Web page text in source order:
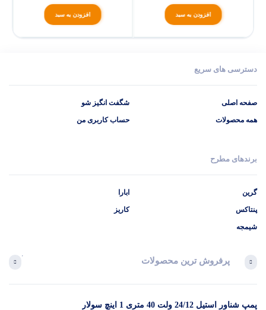
افزودن به سبد افزودن به سبد
دسترسی های سریع
صفحه اصلی
همه محصولات
شگفت انگیز شو
حساب کاربری من
برندهای مطرح
گرین
پنتاکس
شیمجه
ابارا
کاریز
پرفروش ترین محصولات
پمپ شناور استیل 24/12 ولت 40 متری 1 اینچ سولار